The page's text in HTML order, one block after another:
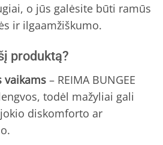
o jūs galėsite būti ramūs
ir ilgaamžiškumo.
produktą?
vaikams– REIMA BUNGEE
todėl mažyliai gali
diskomforto ar